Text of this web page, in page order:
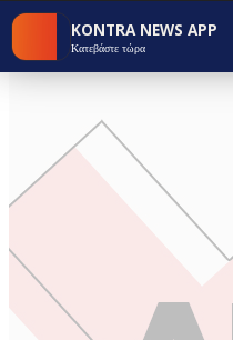
KONTRA NEWS APP
Κατεβάστε τώρα